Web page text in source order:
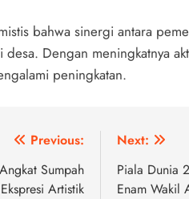
bahwa sinergi antara
desa. Dengan meningkatnya
peningkatan.
Previous:
Sumpah
Artistik
Next:
Piala Dunia
Enam Wakil